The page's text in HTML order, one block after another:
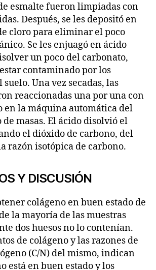
esmalte fueron limpiadas con
Después, se les depositó en
cloro para eliminar el poco
Se les enjuagó en ácido
un poco del carbonato,
contaminado por los
Una vez secadas, las
reaccionadas una por una con
en la máquina automática del
masas. El ácido disolvió el
el dióxido de carbono, del
razón isotópica de carbono.
Y DISCUSIÓN
colágeno en buen estado de
la mayoría de las muestras
dos huesos no lo contenían.
de colágeno y las razones de
(C/N) del mismo, indican
está en buen estado y los